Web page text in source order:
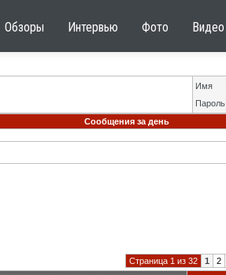
Обзоры Интервью Фото Видео
Имя
Пароль
Сообщения за день
Страница 1 из 32 1 2